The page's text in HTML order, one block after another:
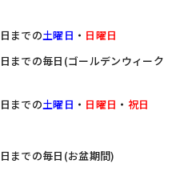
までの土曜日 ・ 日曜日
までの毎日(ゴールデンウィーク
までの土曜日 ・ 日曜日 ・ 祝日
までの毎日(お盆期間)